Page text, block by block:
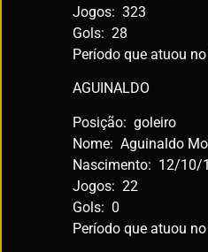
Jogos: 323
Gols: 28
Período que atuou
AGUINALDO
Posição: goleiro
Nome: Aguinaldo
Nascimento: 12/10/
Jogos: 22
Gols: 0
Período que atuou